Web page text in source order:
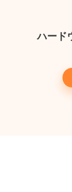
ハード